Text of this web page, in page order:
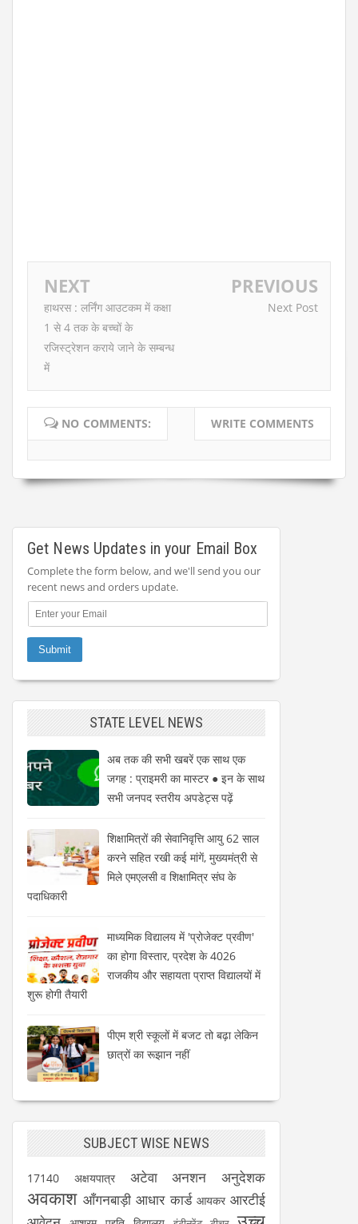
NEXT
हाथरस : लर्निंग आउटकम में कक्षा
1 से 4 तक के बच्चों के
रजिस्ट्रेशन कराये जाने के सम्बन्ध
में
PREVIOUS
Next Post
NO COMMENTS: WRITE COMMENTS
Get News Updates in your Email Box
Complete the form below, and we'll send you our
recent news and orders update.
STATE LEVEL NEWS
अब तक की सभी खबरें एक साथ एक
जगह : प्राइमरी का मास्टर ● इन के साथ
सभी जनपद स्तरीय अपडेट्स पढ़ें
शिक्षामित्रों की सेवानिवृत्ति आयु 62 साल
करने सहित रखी कई मांगें, मुख्यमंत्री से
मिले एमएलसी व शिक्षामित्र संघ के
पदाधिकारी
माध्यमिक विद्यालय में 'प्रोजेक्ट प्रवीण'
का होगा विस्तार, प्रदेश के 4026
राजकीय और सहायता प्राप्त विद्यालयों में
शुरू होगी तैयारी
पीएम श्री स्कूलों में बजट तो बढ़ा लेकिन
छात्रों का रूझान नहीं
SUBJECT WISE NEWS
17140 अक्षयपात्र अटेवा अनशन अनुदेशक
अवकाश आँगनबाड़ी आधार कार्ड आयकर आरटीई